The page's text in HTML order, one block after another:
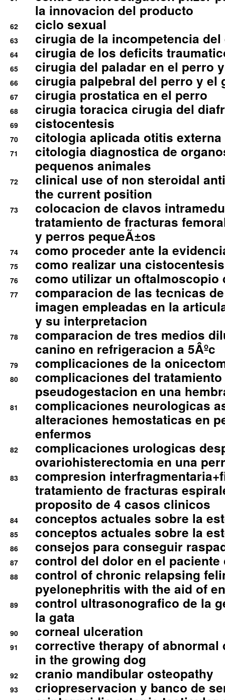
la innovacion del producto
62 ciclo sexual
63 cirugia de la incompetencia
64 cirugia de los deficits
65 cirugia del paladar en el perro
66 cirugia palpebral del perro y el
67 cirugia prostatica en el perro
68 cirugia toracica cirugia del
69 cistocentesis
70 citologia aplicada otitis externa
71
citologia diagnostica de
pequenos animales
72
clinical use of non steroidal
the current position
73
colocacion de clavos
tratamiento de fracturas
y perros pequeÃ±os
74 como proceder ante la
75 como realizar una
76 como utilizar un oftalmoscopio
77
comparacion de las tecnicas
imagen empleadas en la
y su interpretacion
78
comparacion de tres medios
canino en refrigeracion a 5Âºc
79 complicaciones de la
80
complicaciones del
pseudogestacion en una
81
complicaciones neurologicas
alteraciones hemostaticas en
enfermos
82
complicaciones urologicas
ovariohisterectomia en una
83
compresion
tratamiento de fracturas
proposito de 4 casos clinicos
84 conceptos actuales sobre la
85 conceptos actuales sobre la
86 consejos para conseguir
87 control del dolor en el
88
control of chronic relapsing
pyelonephritis with the aid of
89
control ultrasonografico de la
la gata
90 corneal ulceration
91
corrective therapy of abnormal
in the growing dog
92 cranio mandibular osteopathy
93 criopreservacion y banco de